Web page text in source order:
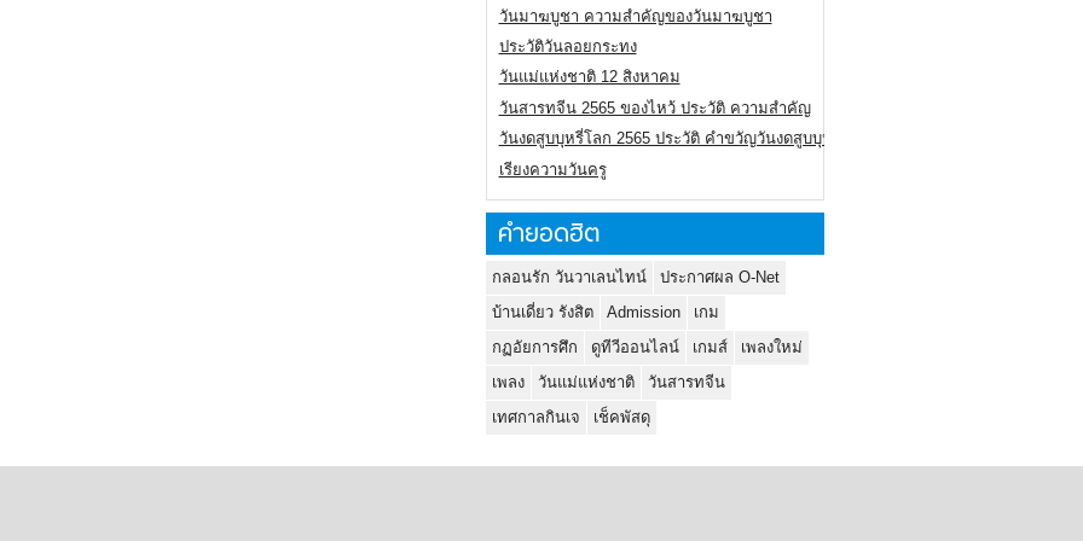
วันมาฆบูชา ความสำคัญของวันมาฆบูชา
ประวัติวันลอยกระทง
วันแม่แห่งชาติ 12 สิงหาคม
วันสารทจีน 2565 ของไหว้ ประวัติ ความสำคัญ
วันงดสูบบุหรี่โลก 2565 ประวัติ คำขวัญวันงดสูบบุหรี่โลก
เรียงความวันครู
คำยอดฮิต
กลอนรัก วันวาเลนไทน์
ประกาศผล O-Net
บ้านเดี่ยว รังสิต
Admission
เกม
กฏอัยการศึก
ดูทีวีออนไลน์ เกมส์
เพลงใหม่
เพลง
วันแม่แห่งชาติ
วันสารทจีน
เทศกาลกินเจ
เช็คพัสดุ